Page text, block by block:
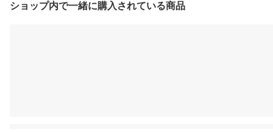
ショップ内で一緒に購入されている商品